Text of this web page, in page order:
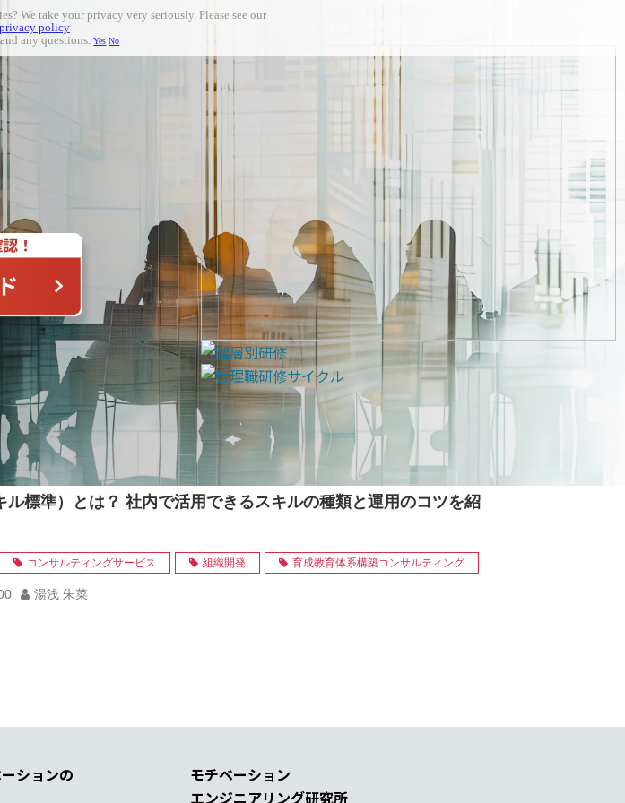
ル標準）とは？ 社内で活用できるスキルの種類と運用のコツを紹
コンサルティングサービス 組織開発 育成教育体系構築コンサルティング
湯浅 朱菜
ションの
モチベーション
エンジニアリング研究所
We take your privacy very seriously. Please see our
privacy policy
any questions.Yes No